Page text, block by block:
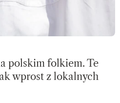
polskim folkiem. Te
wprost z lokalnych